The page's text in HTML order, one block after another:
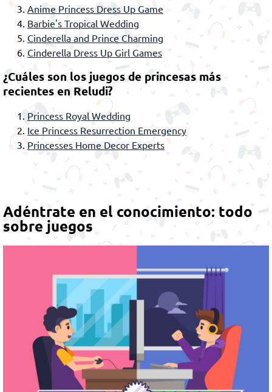
Anime Princess Dress Up Game
Barbie's Tropical Wedding
Cinderella and Prince Charming
Cinderella Dress Up Girl Games
¿Cuáles son los juegos de princesas más
recientes en Reludi?
Princess Royal Wedding
Ice Princess Resurrection Emergency
Princesses Home Decor Experts
Adéntrate en el conocimiento: todo
sobre juegos